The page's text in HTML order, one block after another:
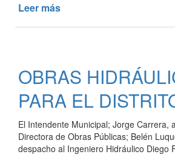
Leer más
OBRAS
PARA EL
El Intendente Municipal; Jorge Carrera,
Directora de Obras Públicas; Belén
despacho al Ingeniero Hidráulico Diego